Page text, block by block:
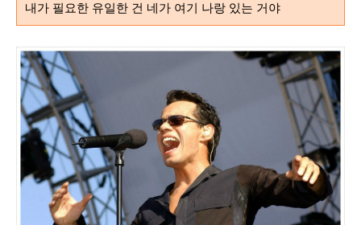
내가 필요한 유일한 건 네가 여기 나랑 있는 거야